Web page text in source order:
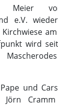
und
Jörn
erklären.
zur